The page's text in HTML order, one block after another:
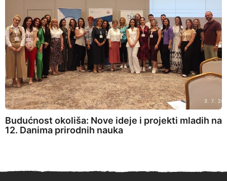
Budućnost okoliša: Nove ideje i projekti mladih na
12. Danima prirodnih nauka